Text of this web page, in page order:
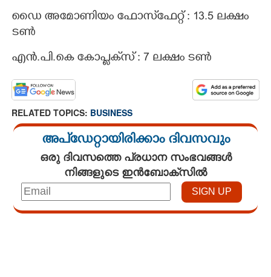
ഡൈ അമോണിയം ഫോസ്‌ഫേറ്റ് : 13.5 ലക്ഷം
ടൺ
എൻ.പി.കെ കോപ്ളക്‌സ് : 7 ലക്ഷം ടൺ
RELATED TOPICS: BUSINESS
അപ്ഡേറ്റായിരിക്കാം ദിവസവും
ഒരു ദിവസത്തെ പ്രധാന സംഭവങ്ങൾ
നിങ്ങളുടെ ഇൻബോക്സിൽ